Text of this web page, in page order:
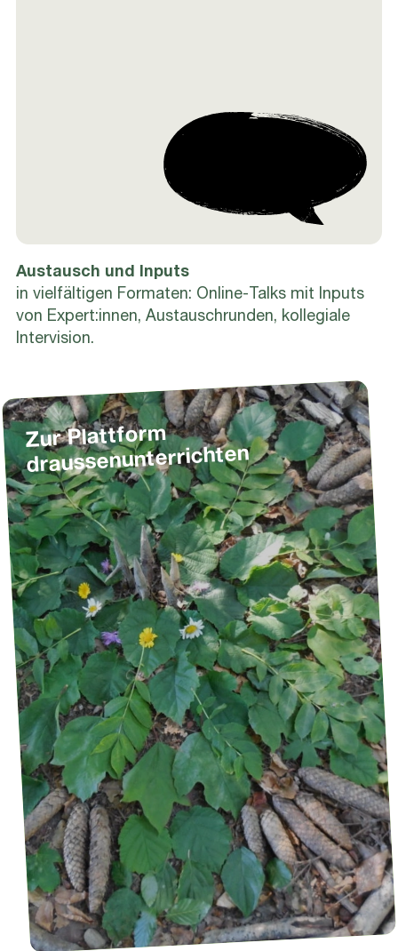
Austausch und Inputs
in vielfältigen Formaten: Online-Talks mit Inputs
von Expert:innen, Austauschrunden, kollegiale
Intervision.
Zur Plattform
draussenunterrichten